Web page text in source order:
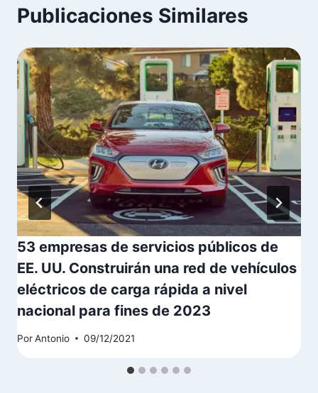
Publicaciones Similares
53 empresas de servicios públicos de
EE. UU. Construirán una red de vehículos
eléctricos de carga rápida a nivel
nacional para fines de 2023
PorAntonio 09/12/2021